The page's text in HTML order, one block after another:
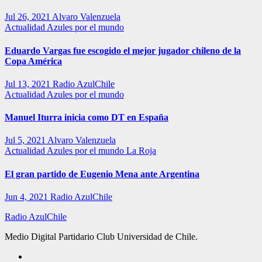
Jul 26, 2021 Alvaro Valenzuela
Actualidad Azules por el mundo
Eduardo Vargas fue escogido el mejor jugador chileno de la
Copa América
Jul 13, 2021 Radio AzulChile
Actualidad Azules por el mundo
Manuel Iturra inicia como DT en España
Jul 5, 2021 Alvaro Valenzuela
Actualidad Azules por el mundo La Roja
El gran partido de Eugenio Mena ante Argentina
Jun 4, 2021 Radio AzulChile
Radio AzulChile
Medio Digital Partidario Club Universidad de Chile.